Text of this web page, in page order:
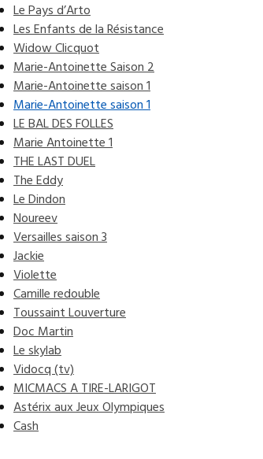
Le Pays d’Arto
Les Enfants de la Résistance
Widow Clicquot
Marie-Antoinette Saison 2
Marie-Antoinette saison 1
Marie-Antoinette saison 1
LE BAL DES FOLLES
Marie Antoinette 1
THE LAST DUEL
The Eddy
Le Dindon
Noureev
Versailles saison 3
Jackie
Violette
Camille redouble
Toussaint Louverture
Doc Martin
Le skylab
Vidocq (tv)
MICMACS A TIRE-LARIGOT
Astérix aux Jeux Olympiques
Cash